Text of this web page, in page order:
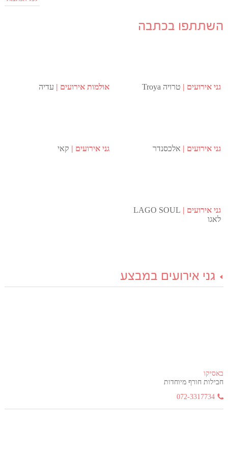
השתתפו בכתבה
גני אירועים טרויה Troya אולמות אירועים עדיה
גני אירועים אלכסנדר גני אירועים קאי
גני אירועים
LAGO SOUL
לאגו
גני אירועים במבצע
באסיקו
חבילות חורף מיוחדות
072-3317734